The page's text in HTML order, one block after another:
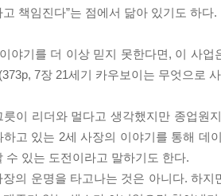
고 책임진다”는 점에서 닮아 있기도 하다.
야기를 더 이상 믿지 못한다면, 이 사
7장 21세기 카우보이는 무엇으로
릇이 리더와 멀다고 생각했지만 종업원
하고 있는 2세 사장의 이야기를 통해 데
수 있는 도전이라고 말하기도 한다.
장의 운명을 타고나는 것은 아니다. 하